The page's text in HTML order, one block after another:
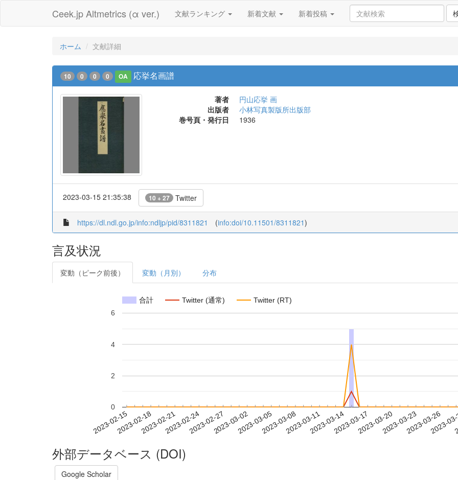
Ceek.jp Altmetrics (α ver.) 文献ランキング 新着文献 新着投稿
ホーム 文献詳細
10 0 0 0 OA 応挙名画譜
著者
円山応挙 画
出版者
小林写真製版所出版部
巻号頁・発行日
1936
2023-03-15 21:35:38 10 + 27 Twitter
https://dl.ndl.go.jp/info:ndljp/pid/8311821 (info:doi/10.11501/8311821)
言及状況
変動（ピーク前後） 変動（月別） 分布
合計 Twitter (通常) Twitter (RT)
2023-02-152023-02-182023-02-212023-02-242023-02-272023-03-022023-03-052023-03-082023-03-112023-03-142023-03-172023-03-202023-03-232023-03-26
2023-
0
2
4
6
外部データベース (DOI)
Google Scholar